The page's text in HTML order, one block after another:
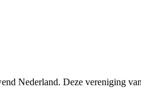
Nederland. Deze vereniging